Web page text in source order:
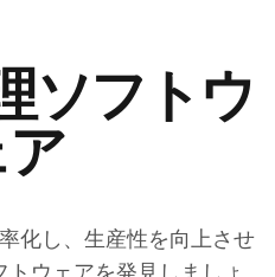
ソフトウ
ア
化し、生産性を向上させ
ウェアを発見しましょ